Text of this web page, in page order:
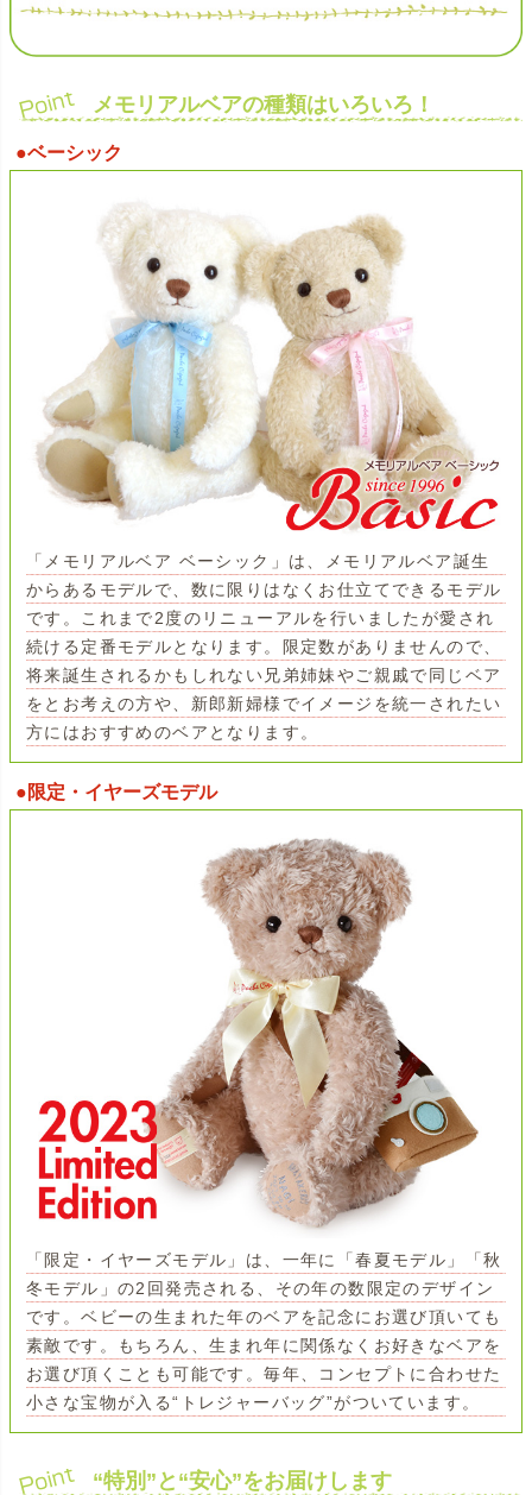
メモリアルベアの種類はいろいろ！
●ベーシック
「メモリアルベア ベーシック」は、メモリアルベア誕生
からあるモデルで、数に限りはなくお仕立てできるモデル
です。これまで2度のリニューアルを行いましたが愛され
続ける定番モデルとなります。限定数がありませんので、
将来誕生されるかもしれない兄弟姉妹やご親戚で同じベア
をとお考えの方や、新郎新婦様でイメージを統一されたい
方にはおすすめのベアとなります。
●限定・イヤーズモデル
「限定・イヤーズモデル」は、一年に「春夏モデル」「秋
冬モデル」の2回発売される、その年の数限定のデザイン
です。ベビーの生まれた年のベアを記念にお選び頂いても
素敵です。もちろん、生まれ年に関係なくお好きなベアを
お選び頂くことも可能です。毎年、コンセプトに合わせた
小さな宝物が入る“トレジャーバッグ”がついています。
“特別”と“安心”をお届けします